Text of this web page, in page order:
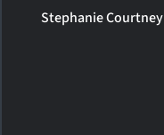
Stephanie Courtney